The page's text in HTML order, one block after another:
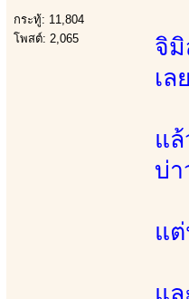
กระทู้: 11,804
โพสต์: 2,065
จิ
เล
แ
บ่
แ
แ